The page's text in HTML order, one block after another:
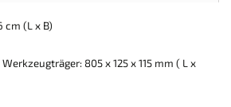
cm (L x B)
805 x 125 x 115 mm ( L x